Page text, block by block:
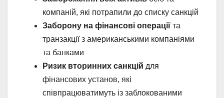
компаній, які потрапили до списку санкцій
Заборону на фінансові операції та
транзакції з американськими компаніями
та банками
Ризик вторинних санкцій для
фінансових установ, які
співпрацюватимуть із заблокованими